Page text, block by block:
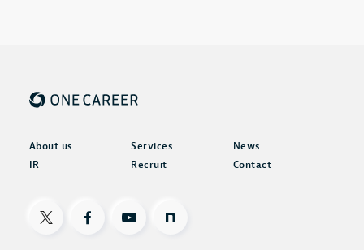
About us Services
News
IR
Recruit Contact
X Facebook